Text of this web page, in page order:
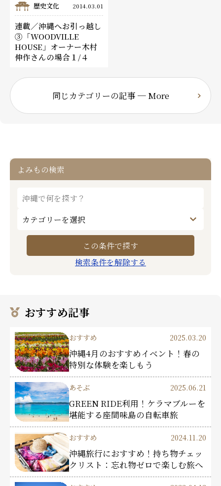
歴史文化 2014.03.01
連載／沖縄へお引っ越し
③「WOODVILLE
HOUSE」オーナー木村
伸作さんの場合１/４
同じカテゴリーの記事 ─ More
よみもの検索
検索条件を解除する
おすすめ記事
おすすめ 2025.03.20
沖縄4月のおすすめイベント！春の
特別な体験を楽しもう
あそぶ 2025.06.21
GREEN RIDE利用！ケラマブルーを
堪能する座間味島の自転車旅
おすすめ 2024.11.20
沖縄旅行におすすめ！持ち物チェッ
クリスト：忘れ物ゼロで楽しむ旅へ